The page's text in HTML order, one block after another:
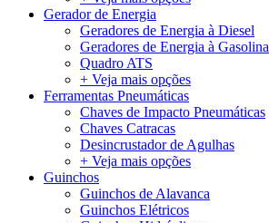
Gerador de Energia
Geradores de Energia à Diesel
Geradores de Energia à Gasolina
Quadro ATS
+ Veja mais opções
Ferramentas Pneumáticas
Chaves de Impacto Pneumáticas
Chaves Catracas
Desincrustador de Agulhas
+ Veja mais opções
Guinchos
Guinchos de Alavanca
Guinchos Elétricos